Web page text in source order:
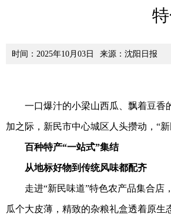
时间：2025年10月03日 来源：沈阳日报
一口爆汁的小梁山西瓜、飘着豆香
加之际，新民市中心城区人头攒动，“
百种特产“一站式”集结
从地标好物到传统风味都配齐
走进“新民味道”特色农产品集合店，
瓜个大皮薄，精致的杂粮礼盒透着原